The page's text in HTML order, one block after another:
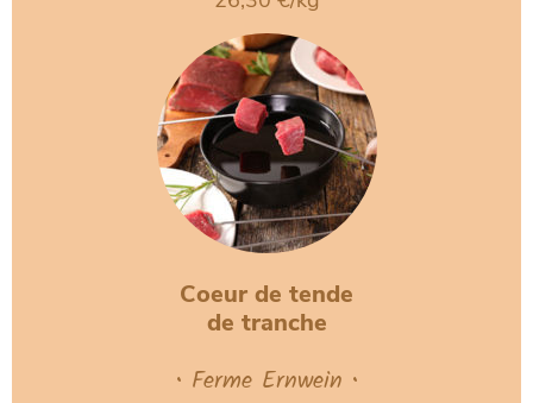
Coeur de tende
de tranche
• Ferme Ernwein •